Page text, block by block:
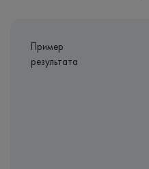
Пример
результата